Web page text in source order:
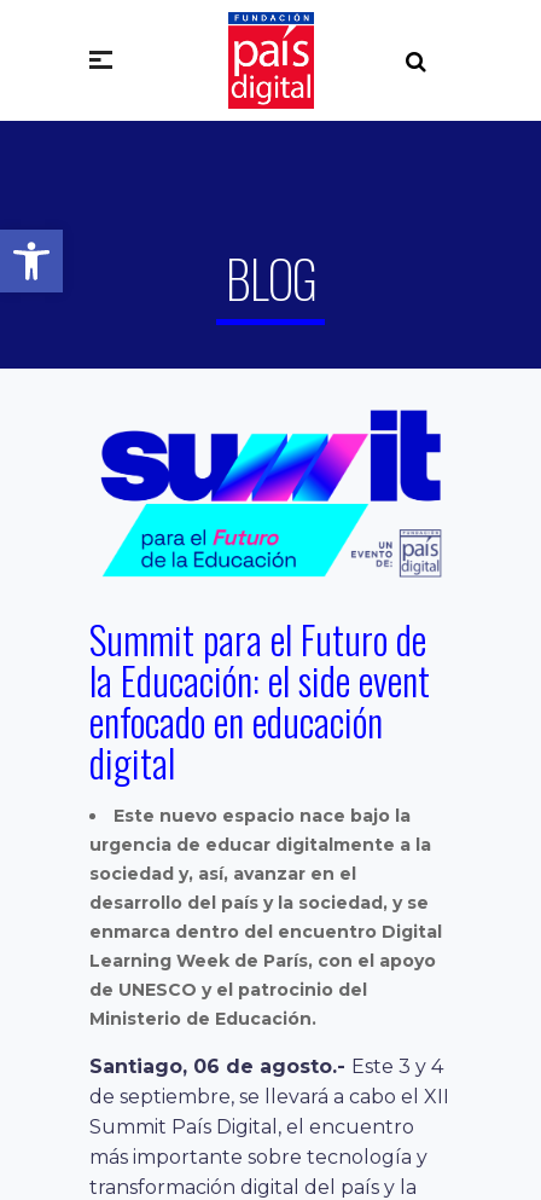
Abrir barra de herramientas
BLOG
Summit para el Futuro de
la Educación: el side event
enfocado en educación
digital
Este nuevo espacio nace bajo la
urgencia de educar digitalmente a la
sociedad y, así, avanzar en el
desarrollo del país y la sociedad, y se
enmarca dentro del encuentro Digital
Learning Week de París, con el apoyo
de UNESCO y el patrocinio del
Ministerio de Educación.
Santiago, 06 de agosto.- Este 3 y 4
de septiembre, se llevará a cabo el XII
Summit País Digital, el encuentro
más importante sobre tecnología y
transformación digital del país y la